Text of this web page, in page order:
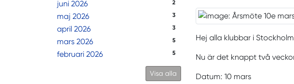
juni 2026 2
maj 2026 3
april 2026 3
mars 2026 5
februari 2026 5
Visa alla
Hej alla klubbar i
Nu är det knappt två
Datum: 10 mars